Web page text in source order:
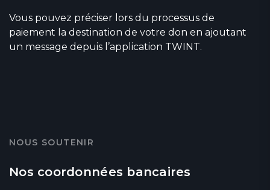
Vous pouvez préciser lors du processus de
paiement la destination de votre don en ajoutant
un message depuis l’application TWINT.
NOUS SOUTENIR
Nos coordonnées bancaires